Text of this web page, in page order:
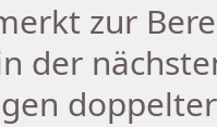
zur
der